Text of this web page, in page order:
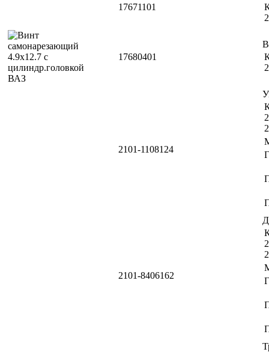
17671101
17680401
2101-1108124
2101-8406162